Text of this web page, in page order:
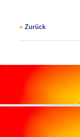
Zurück